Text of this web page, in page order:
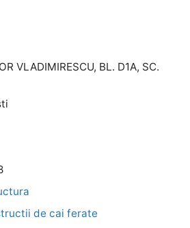
VLADIMIRESCU, BL. D1A, SC.
de cai ferate